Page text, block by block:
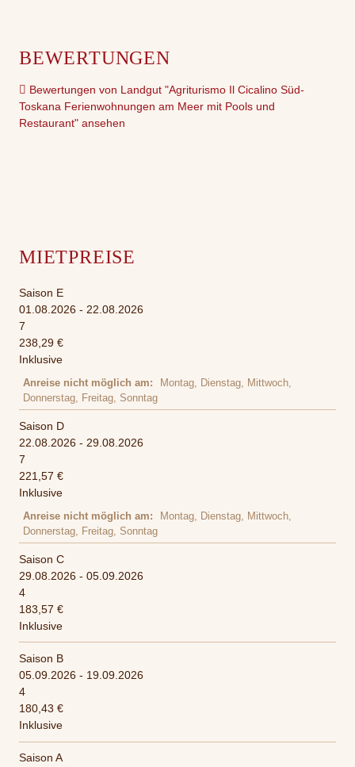
BEWERTUNGEN
Bewertungen von Landgut "Agriturismo Il Cicalino Süd-
Toskana Ferienwohnungen am Meer mit Pools und
Restaurant" ansehen
MIETPREISE
Saison E
01.08.2026 - 22.08.2026
7
238,29 €
Inklusive
Anreise nicht möglich am
Montag, Dienstag, Mittwoch,
Donnerstag, Freitag, Sonntag
Saison D
22.08.2026 - 29.08.2026
7
221,57 €
Inklusive
Anreise nicht möglich am
Montag, Dienstag, Mittwoch,
Donnerstag, Freitag, Sonntag
Saison C
29.08.2026 - 05.09.2026
4
183,57 €
Inklusive
Saison B
05.09.2026 - 19.09.2026
4
180,43 €
Inklusive
Saison A